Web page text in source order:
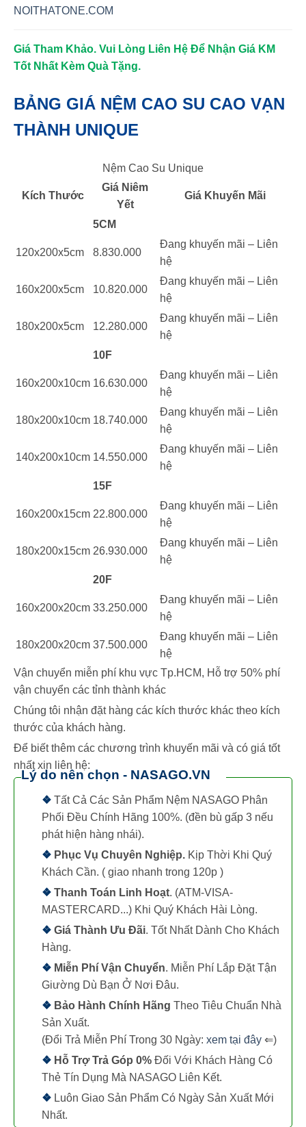
NOITHATONE.COM
Giá Tham Khảo. Vui Lòng Liên Hệ Để Nhận Giá KM
Tốt Nhất Kèm Quà Tặng.
BẢNG GIÁ NỆM CAO SU CAO VẠN
THÀNH UNIQUE
Nệm Cao Su Unique
Kích Thước
Giá Niêm
Yết
Giá Khuyến Mãi
5CM
120x200x5cm 8.830.000
Đang khuyến mãi – Liên
hệ
160x200x5cm 10.820.000
Đang khuyến mãi – Liên
hệ
180x200x5cm 12.280.000
Đang khuyến mãi – Liên
hệ
10F
160x200x10cm 16.630.000
Đang khuyến mãi – Liên
hệ
180x200x10cm 18.740.000
Đang khuyến mãi – Liên
hệ
140x200x10cm 14.550.000
Đang khuyến mãi – Liên
hệ
15F
160x200x15cm 22.800.000
Đang khuyến mãi – Liên
hệ
180x200x15cm 26.930.000
Đang khuyến mãi – Liên
hệ
20F
160x200x20cm 33.250.000
Đang khuyến mãi – Liên
hệ
180x200x20cm 37.500.000
Đang khuyến mãi – Liên
hệ
Vận chuyển miễn phí khu vực Tp.HCM, Hỗ trợ 50% phí
vận chuyển các tỉnh thành khác
Chúng tôi nhận đặt hàng các kích thước khác theo kích
thước của khách hàng.
Để biết thêm các chương trình khuyến mãi và có giá tốt
nhất xin liên hệ:
Lý do nên chọn - NASAGO.VN
❖ Tất Cả Các Sản Phẩm Nệm NASAGO Phân
Phối Đều Chính Hãng 100%. (đền bù gấp 3 nếu
phát hiện hàng nhái).
❖ Phục Vụ Chuyên Nghiệp. Kịp Thời Khi Quý
Khách Cần. ( giao nhanh trong 120p )
❖ Thanh Toán Linh Hoạt. (ATM-VISA-
MASTERCARD...) Khi Quý Khách Hài Lòng.
❖ Giá Thành Ưu Đãi. Tốt Nhất Dành Cho Khách
Hàng.
❖ Miễn Phí Vận Chuyển. Miễn Phí Lắp Đặt Tận
Giường Dù Bạn Ở Nơi Đâu.
❖ Bảo Hành Chính Hãng Theo Tiêu Chuẩn Nhà
Sản Xuất.
(Đổi Trả Miễn Phí Trong 30 Ngày: xem tại đây ⇐)
❖ Hỗ Trợ Trả Góp 0% Đối Với Khách Hàng Có
Thẻ Tín Dụng Mà NASAGO Liên Kết.
❖ Luôn Giao Sản Phẩm Có Ngày Sản Xuất Mới
Nhất.